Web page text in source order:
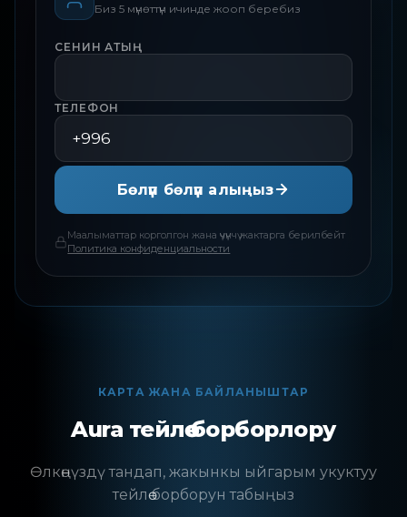
Биз 5 мүнөттүн ичинде жооп беребиз
СЕНИН АТЫҢ
ТЕЛЕФОН
Бөлүп бөлүп алыңыз
Маалыматтар корголгон жана үчүнчү жактарга берилбейт
Политика конфиденциальности
КАРТА ЖАНА БАЙЛАНЫШТАР
Aura тейлөө борборлору
Өлкөңүздү тандап, жакынкы ыйгарым укуктуу
тейлөө борборун табыңыз